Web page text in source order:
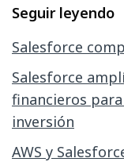
Seguir leyendo
Salesforce
Salesforce
financieros
inversión
AWS y